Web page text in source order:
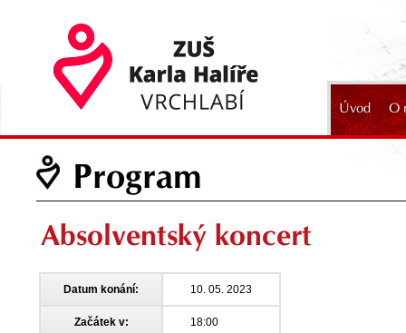
Úvod O
Program
Absolventský koncert
Datum konání: 10. 05. 2023
Začátek v: 18:00